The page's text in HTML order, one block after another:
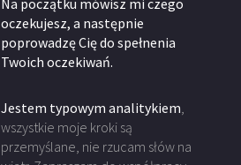
Na początku mówisz mi czego
oczekujesz, a następnie
poprowadzę Cię do spełnenia
Twoich oczekiwań.
Jestem typowym analitykiem,
wszystkie moje kroki są
przemyślane, nie rzucam słów na